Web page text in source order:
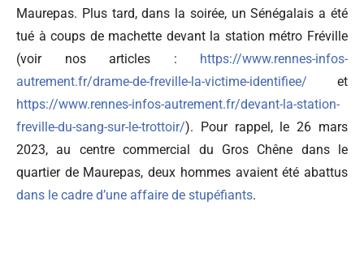
Maurepas. Plus tard, dans la soirée, un Sénégalais a été
tué à coups de machette devant la station métro Fréville
(voir nos articles : https://www.rennes-infos-
autrement.fr/drame-de-freville-la-victime-identifiee/ et
https://www.rennes-infos-autrement.fr/devant-la-station-
freville-du-sang-sur-le-trottoir/). Pour rappel, le 26 mars
2023, au centre commercial du Gros Chêne dans le
quartier de Maurepas, deux hommes avaient été abattus
dans le cadre d’une affaire de stupéfiants.